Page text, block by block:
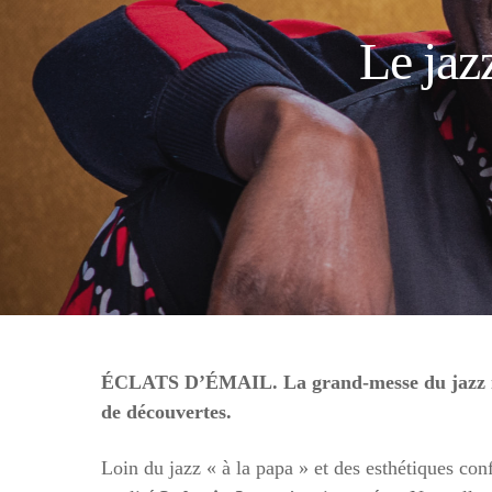
Le
ÉCLATS D’ÉMAIL. La grand-messe du jazz
de découvertes.
Loin du jazz « à la papa » et des esthétiques